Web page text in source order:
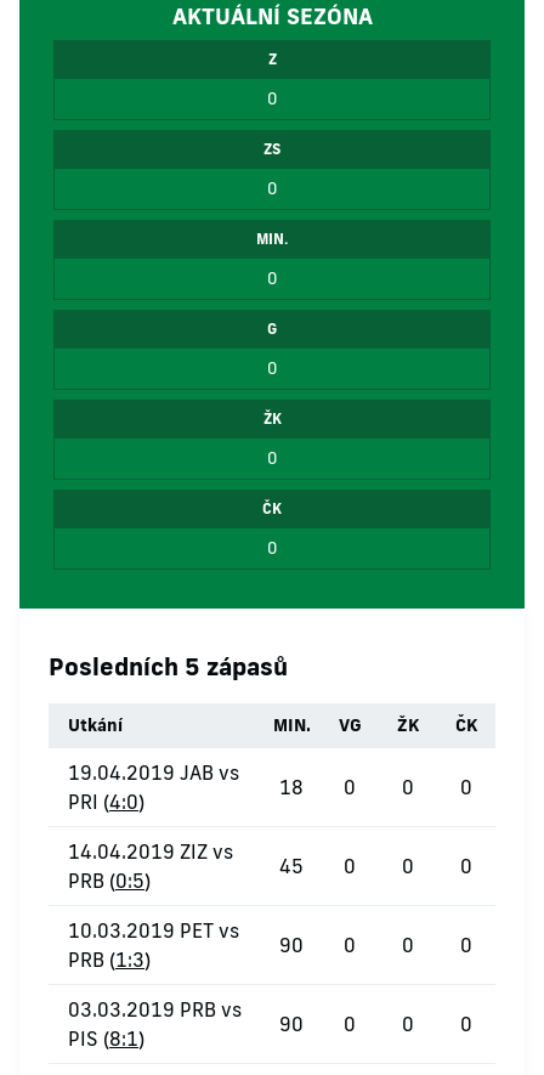
AKTUÁLNÍ SEZÓNA
Z
0
ZS
0
MIN.
0
G
0
ŽK
0
ČK
0
Posledních 5 zápasů
Utkání MIN. VG ŽK ČK
19.04.2019 JAB vs
PRI (4:0)
18 0 0 0
14.04.2019 ZIZ vs
PRB (0:5)
45 0 0 0
10.03.2019 PET vs
PRB (1:3)
90 0 0 0
03.03.2019 PRB vs
PIS (8:1)
90 0 0 0